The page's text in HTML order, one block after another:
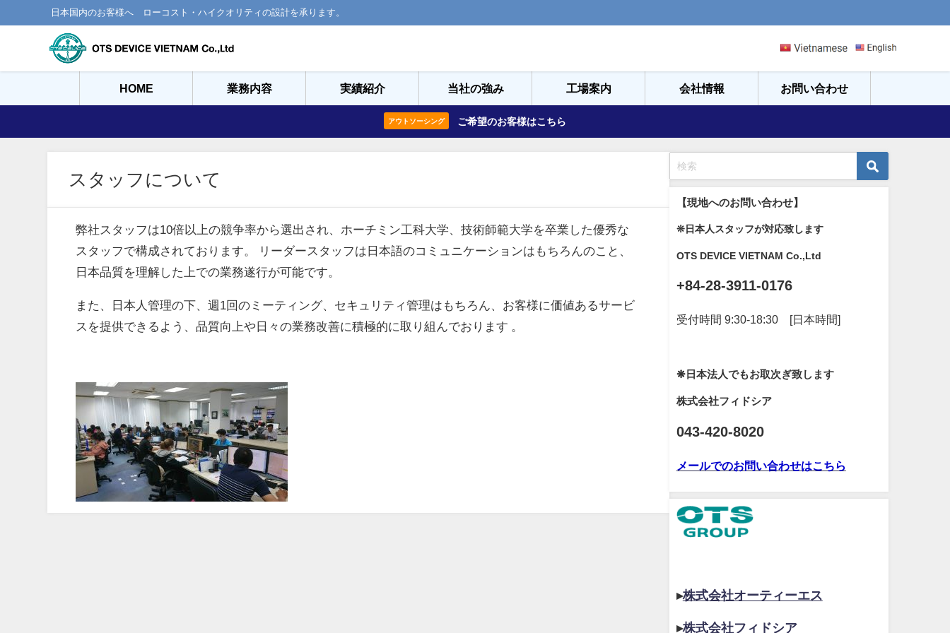
日本国内のお客様へ ローコスト・ハイクオリティの設計を承ります。
HOME 業務内容 実績紹介 当社の強み 工場案内 会社情報 お問い合わせ
アウトソーシング ご希望のお客様はこちら
スタッフについて
弊社スタッフは10倍以上の競争率から選出され、ホーチミン工科大学、技術師範大学を卒業した優秀な
スタッフで構成されております。 リーダースタッフは日本語のコミュニケーションはもちろんのこと、
日本品質を理解した上での業務遂行が可能です。
また、日本人管理の下、週1回のミーティング、セキュリティ管理はもちろん、お客様に価値あるサービ
スを提供できるよう、品質向上や日々の業務改善に積極的に取り組んでおります 。
【現地へのお問い合わせ】
❊日本人スタッフが対応致します
OTS DEVICE VIETNAM Co.,Ltd
+84-28-3911-0176
受付時間 9:30-18:30 [日本時間]
❋日本法人でもお取次ぎ致します
株式会社フィドシア
043-420-8020
メールでのお問い合わせはこちら
▸株式会社オーティーエス
▸株式会社フィドシア